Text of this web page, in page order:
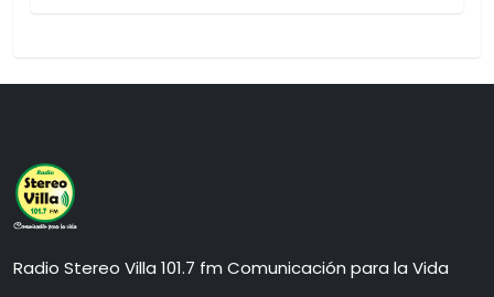
Radio Stereo Villa 101.7 fm Comunicación para la Vida